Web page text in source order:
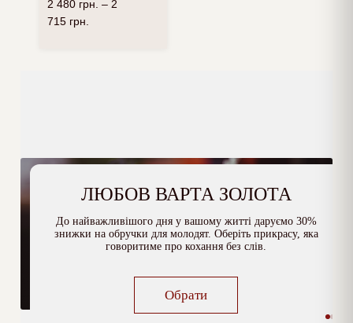
2 480 грн. – 2
715 грн.
ЛЮБОВ ВАРТА ЗОЛОТА
До найважливішого дня у вашому житті даруємо 30%
знижки на обручки для молодят. Оберіть прикрасу, яка
говоритиме про кохання без слів.
Обрати